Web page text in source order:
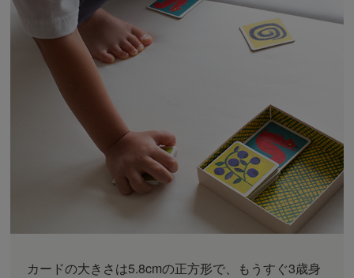
カードの大きさは5.8cmの正方形で、もうすぐ3歳身